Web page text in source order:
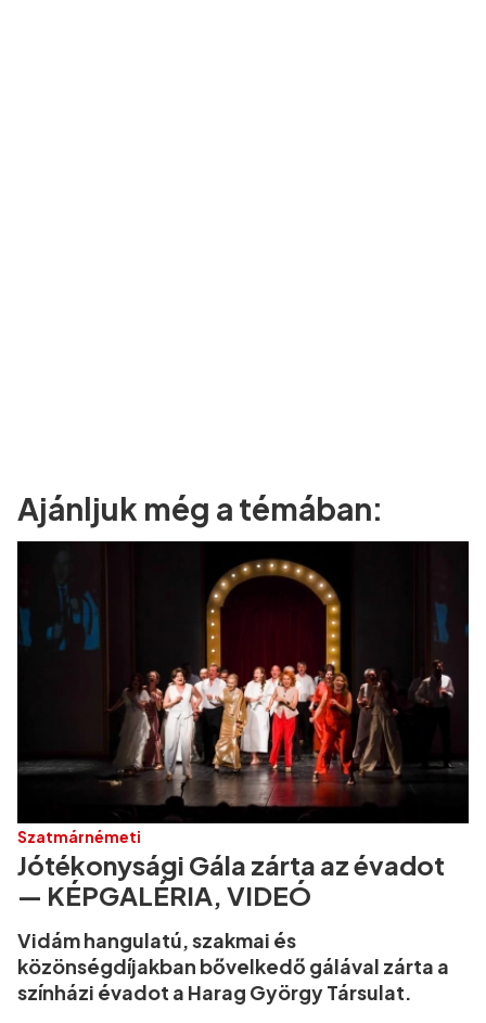
Ajánljuk még a témában:
Szatmárnémeti
Jótékonysági Gála zárta az évadot
— KÉPGALÉRIA, VIDEÓ
Vidám hangulatú, szakmai és
közönségdíjakban bővelkedő gálával zárta a
színházi évadot a Harag György Társulat.